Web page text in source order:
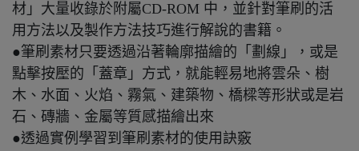
材」大量收錄於附屬CD-ROM 中，並針對筆刷的活
用方法以及製作方法技巧進行解說的書籍。
●筆刷素材只要透過沿著輪廓描繪的「劃線」，或是
點擊按壓的「蓋章」方式，就能輕易地將雲朵、樹
木、水面、火焰、霧氣、建築物、橋樑等形狀或是岩
石、磚牆、金屬等質感描繪出來
●透過實例學習到筆刷素材的使用訣竅